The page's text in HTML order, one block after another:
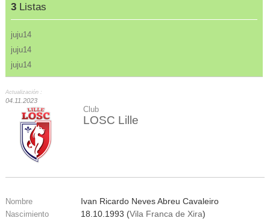
3 Listas
juju14
juju14
juju14
Actualización :
04.11.2023
Club
LOSC Lille
Nombre Ivan Ricardo Neves Abreu Cavaleiro
Nascimiento 18.10.1993 (Vila Franca de Xira)